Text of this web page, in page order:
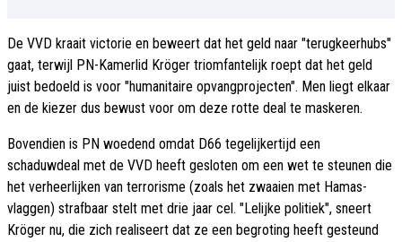
De VVD kraait victorie en beweert dat het geld naar "terugkeerhubs"
gaat, terwijl PN-Kamerlid Kröger triomfantelijk roept dat het geld
juist bedoeld is voor "humanitaire opvangprojecten". Men liegt elkaar
en de kiezer dus bewust voor om deze rotte deal te maskeren.
Bovendien is PN woedend omdat D66 tegelijkertijd een
schaduwdeal met de VVD heeft gesloten om een wet te steunen die
het verheerlijken van terrorisme (zoals het zwaaien met Hamas-
vlaggen) strafbaar stelt met drie jaar cel. "Lelijke politiek", sneert
Kröger nu, die zich realiseert dat ze een begroting heeft gesteund